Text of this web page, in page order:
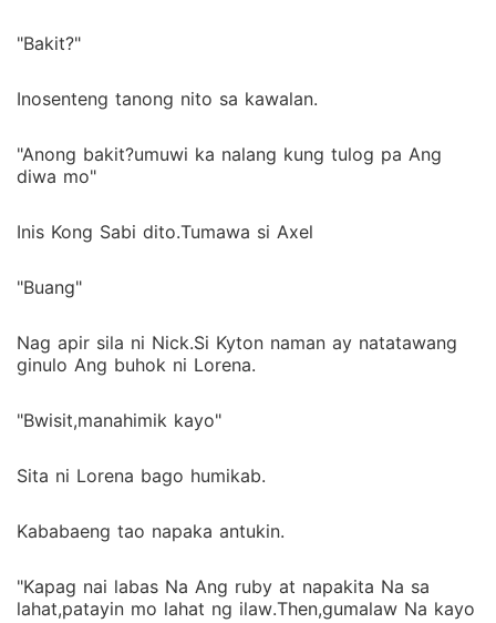
"Bakit?"
Inosenteng tanong nito sa kawalan.
"Anong bakit?umuwi ka nalang kung tulog pa Ang
diwa mo"
Inis Kong Sabi dito.Tumawa si Axel
"Buang"
Nag apir sila ni Nick.Si Kyton naman ay natatawang
ginulo Ang buhok ni Lorena.
"Bwisit,manahimik kayo"
Sita ni Lorena bago humikab.
Kababaeng tao napaka antukin.
"Kapag nai labas Na Ang ruby at napakita Na sa
lahat,patayin mo lahat ng ilaw.Then,gumalaw Na kayo